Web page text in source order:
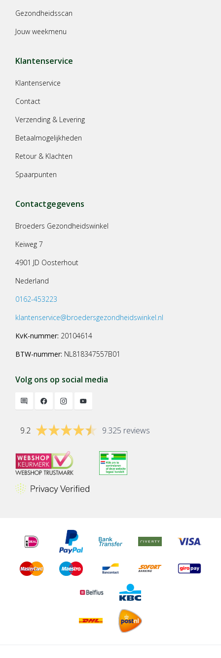
Gezondheidsscan
Jouw weekmenu
Klantenservice
Klantenservice
Contact
Verzending & Levering
Betaalmogelijkheden
Retour & Klachten
Spaarpunten
Contactgegevens
Broeders Gezondheidswinkel
Keiweg 7
4901 JD Oosterhout
Nederland
0162-453223
klantenservice@broedersgezondheidswinkel.nl
KvK-nummer: 20104614
BTW-nummer: NL818347557B01
Volg ons op social media
9.2 9.325 reviews